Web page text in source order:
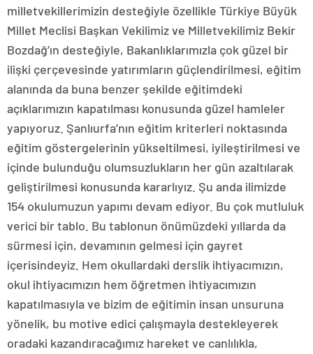
milletvekillerimizin desteğiyle özellikle Türkiye Büyük
Millet Meclisi Başkan Vekilimiz ve Milletvekilimiz Bekir
Bozdağ’ın desteğiyle, Bakanlıklarımızla çok güzel bir
ilişki çerçevesinde yatırımların güçlendirilmesi, eğitim
alanında da buna benzer şekilde eğitimdeki
açıklarımızın kapatılması konusunda güzel hamleler
yapıyoruz. Şanlıurfa’nın eğitim kriterleri noktasında
eğitim göstergelerinin yükseltilmesi, iyileştirilmesi ve
içinde bulunduğu olumsuzlukların her gün azaltılarak
geliştirilmesi konusunda kararlıyız. Şu anda ilimizde
154 okulumuzun yapımı devam ediyor. Bu çok mutluluk
verici bir tablo. Bu tablonun önümüzdeki yıllarda da
sürmesi için, devamının gelmesi için gayret
içerisindeyiz. Hem okullardaki derslik ihtiyacımızın,
okul ihtiyacımızın hem öğretmen ihtiyacımızın
kapatılmasıyla ve bizim de eğitimin insan unsuruna
yönelik, bu motive edici çalışmayla destekleyerek
oradaki kazandıracağımız hareket ve canlılıkla,